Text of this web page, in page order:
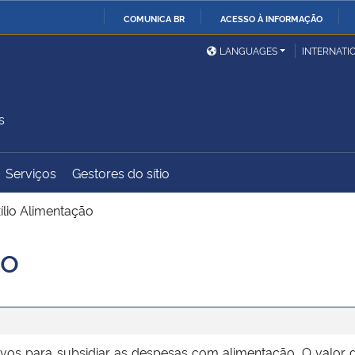
COMUNICA BR ACESSO À INFORMAÇÃO
Ministério da Defesa
Ministério das Relações
Exteriores
Ministério do
Desenvolvimento Regional
LANGUAGES
Serviços Gestores do sítio
Alimentação
para subsidiar as despesas com alimentação. O valor